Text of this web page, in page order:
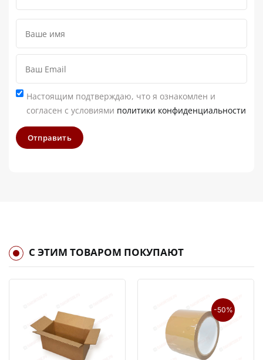
Настоящим подтверждаю, что я ознакомлен и
согласен с условиями политики конфиденциальности
Отправить
С ЭТИМ ТОВАРОМ ПОКУПАЮТ
-50%